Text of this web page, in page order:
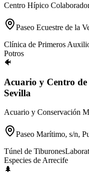
Centro Hípico
Paseo Ecuestre de la
Clínica de Primeros
Potros
🐠
Acuario y Centro
Sevilla
Acuario y Conservación
Paseo Marítimo, s/n,
Túnel de Tiburones
Especies de Arrecife
🌲